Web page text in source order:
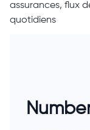
assurances, flux
quotidiens